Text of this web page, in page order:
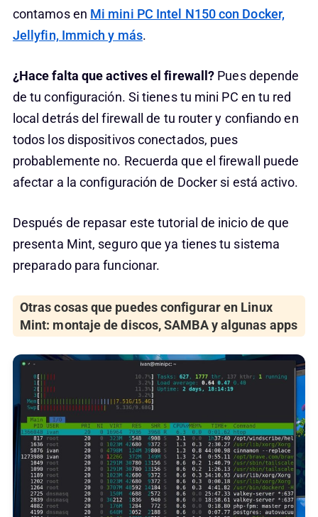
contamos en Mi mini PC Intel N150 con Docker,
Jellyfin, Immich y más.
¿Hace falta que actives el firewall? Pues depende
de tu configuración. Si tienes tu mini PC en tu red
local detrás del firewall de tu router y confiando en
todos los dispositivos conectados, pues
probablemente no. Recuerda que el firewall puede
afectar a la configuración de Docker si está activo.
Después de repasar este tutorial de inicio de que
presenta Mint, seguro que ya tienes tu sistema
preparado para funcionar.
Otras cosas que puedes configurar en Linux
Mint: montaje de discos, SAMBA y algunas apps